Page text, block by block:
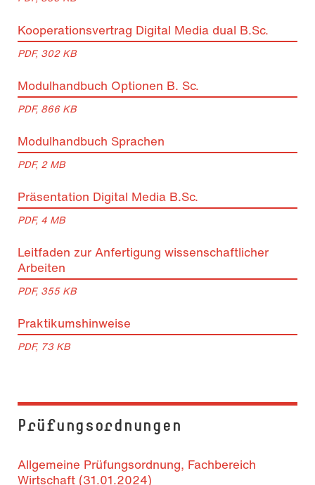
Kooperationsvertrag Digital Media dual B.Sc.
PDF, 302 KB
Modulhandbuch Optionen B. Sc.
PDF, 866 KB
Modulhandbuch Sprachen
PDF, 2 MB
Präsentation Digital Media B.Sc.
PDF, 4 MB
Leitfaden zur Anfertigung wissenschaftlicher
Arbeiten
PDF, 355 KB
Praktikumshinweise
PDF, 73 KB
Prüfungsordnungen
Allgemeine Prüfungsordnung, Fachbereich
Wirtschaft (31.01.2024)